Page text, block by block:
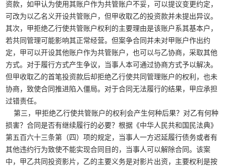
资款，如甲认为使用其账户作为共管账户不妥，可以提议变更约定，
可改为以乙名义开设共管账户，但甲收取乙的投资款并未提出异议。
其次，甲拒绝乙行使共管账户权利的主要理由是该账户系其基本户，
若共同管理可能影响其正常经营。但案争合同并未对甲账户作出约
定，甲可以开设其他账户作为共管账户，也可以与乙协商，采取其他
方式。对于履行方式产生争议，当事人本可通过协商方式予以解决。
但甲收取乙的首笔投资款后却拒绝乙行使共同管理账户的权利，也未
协商，致使合同推进陷入僵局。对于合同无法履行的结果，甲应承担
过错责任。
第三，甲拒绝乙行使共管账户的权利会产生何种后果？对乙有何种
损害？合同是否有继续履行的必要？根据《中华人民共和国民法典》
第五百六十三条第（四）项的规定，当事人一方迟延履行债务或者有
其他违约行为致使不能实现合同目的，当事人可以解除合同。该案
中，甲乙共同投资影片，乙的主要义务是对影片出资，主要权利是按